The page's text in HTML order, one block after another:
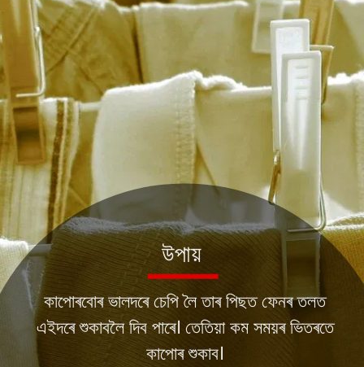
কাপোৰবোৰ ভালদৰে চেপি লৈ তাৰ পিছত ফেনৰ তলত
এইদৰে শুকাবলৈ দিব পাৰে। তেতিয়া কম সময়ৰ ভিতৰতে
কাপোৰ শুকাব।
উপায়